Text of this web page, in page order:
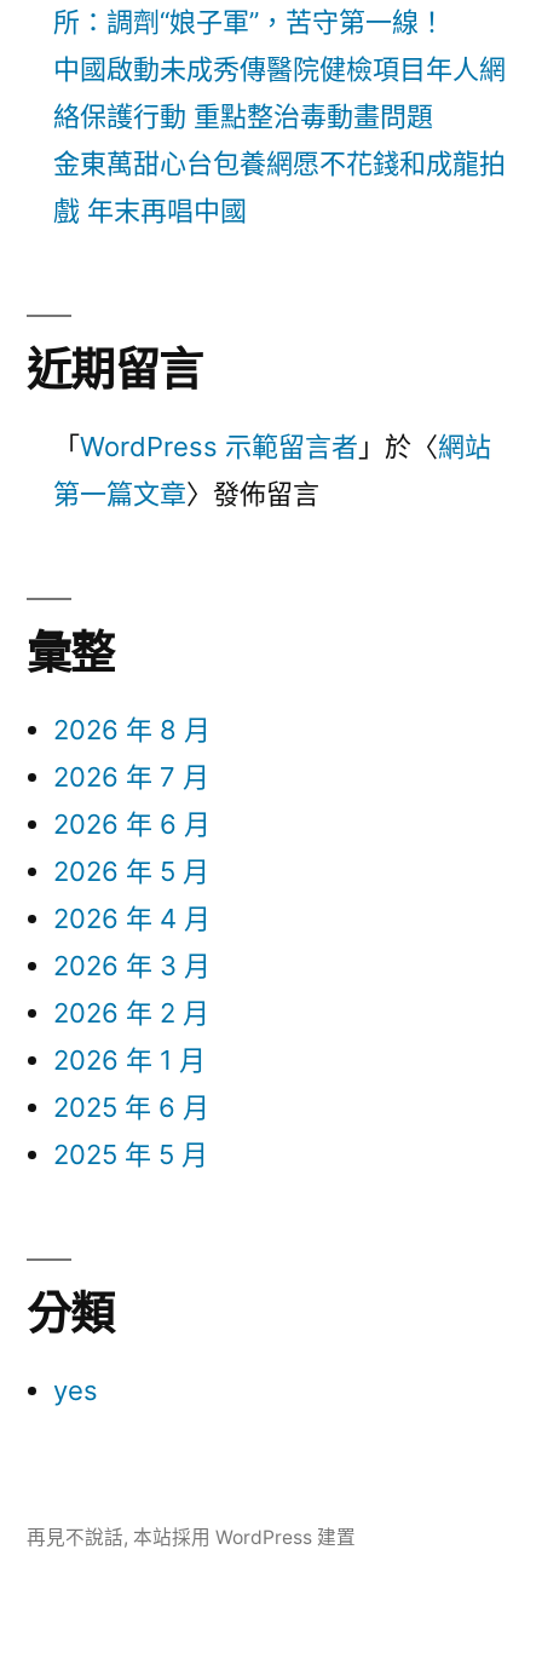
所：調劑“娘子軍”，苦守第一線！
中國啟動未成秀傳醫院健檢項目年人網
絡保護行動 重點整治毒動畫問題
金東萬甜心台包養網愿不花錢和成龍拍
戲 年末再唱中國
近期留言
「 WordPress 示範留言者 」於〈網站
第一篇文章〉發佈留言
彙整
2026 年 8 月
2026 年 7 月
2026 年 6 月
2026 年 5 月
2026 年 4 月
2026 年 3 月
2026 年 2 月
2026 年 1 月
2025 年 6 月
2025 年 5 月
分類
yes
再見不說話, 本站採用 WordPress 建置